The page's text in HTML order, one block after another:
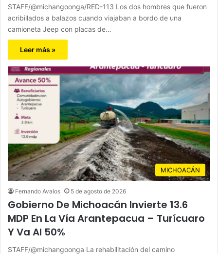
STAFF/@michangoonga/RED-113 Los dos hombres que fueron
acribillados a balazos cuando viajaban a bordo de una
camioneta Jeep con placas de…
Leer más »
MICHOACÁN
Fernando Avalos 5 de agosto de 2026
Gobierno De Michoacán Invierte 13.6
MDP En La Vía Arantepacua – Turícuaro
Y Va Al 50%
STAFF/@michangoonga La rehabilitación del camino